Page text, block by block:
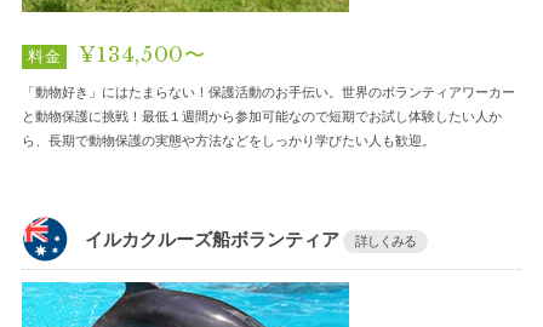
料金 ¥134,500〜
「動物好き」にはたまらない！保護活動のお手伝い。世界のボランティアワーカー
と動物保護に挑戦！最低１週間から参加可能なので短期でお試し体験したい人か
ら、長期で動物保護の実態や方法などをしっかり学びたい人も歓迎。
イルカクルーズ船ボランティア 詳しくみる